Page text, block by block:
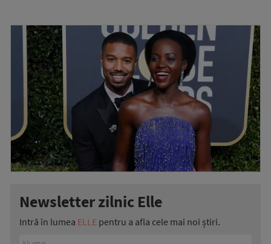
Newsletter zilnic Elle
Intră în lumea ELLE pentru a afla cele mai noi știri.